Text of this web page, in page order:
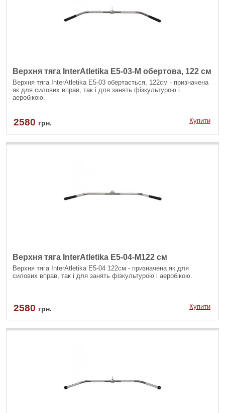
Верхня тяга InterAtletika E5-03-M обертова, 122 см
Верхня тяга InterAtletika Е5-03 обертається, 122см - призначена
як для силових вправ, так і для занять фізкультурою і
аеробікою.
2580 грн. Купити
Верхня тяга InterAtletika E5-04-M122 см
Верхня тяга InterAtletika Е5-04 122см - призначена як для
силових вправ, так і для занять фізкультурою і аеробікою.
2580 грн. Купити